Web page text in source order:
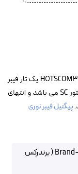
پیگتیل فیبر نوری SC OM3 برندرکس لویتون HOTSCOM3002 یک تار فیبر
نوری می باشد که در یک انتهای خود دارای کانکتور SC می باشد و انتهای
پیگتیل فیبر نوری
Brand-Rex a Leviton ( برندرکس